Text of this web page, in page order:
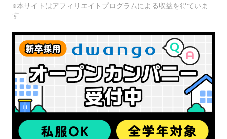
※本サイトはアフィリエイトプログラムによる収益を得ていま
す